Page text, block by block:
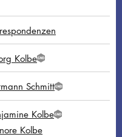
KolbeG
N
D
SchmittG
N
D
KolbeG
Kolbe